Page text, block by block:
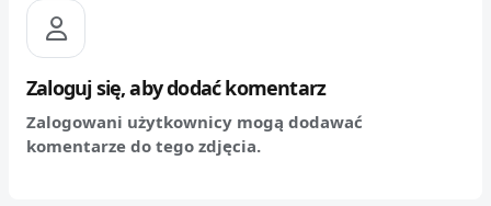
Zaloguj się, aby dodać komentarz
Zalogowani użytkownicy mogą dodawać
komentarze do tego zdjęcia.